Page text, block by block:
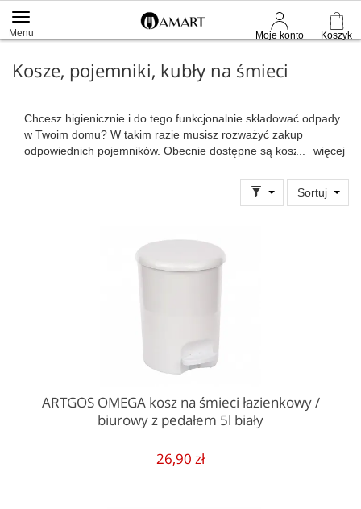
Moje konto Koszyk
Menu
Kosze, pojemniki, kubły na śmieci
Chcesz higienicznie i do tego funkcjonalnie składować odpady
w Twoim domu? W takim razie musisz rozważyć zakup
odpowiednich pojemników. Obecnie dostępne są kosze na
odpadami. Zapomnisz o nieestetycznych kubłach, które
generują nieprzyjemne zapachy. W każdym mieszkaniu
domu, wskazane są także praktyczne kosze do segregacji
odpadów na zewnątrz budynku. Niezależnie od tego, jakiego
nadzieję, że znajdziesz rozwiązania, które przypadną Ci do
gustu. W razie pytań o dostępne pojemniki na odpady,
więcej
Sortuj
ARTGOS OMEGA kosz na śmieci łazienkowy /
biurowy z pedałem 5l biały
26,90 zł